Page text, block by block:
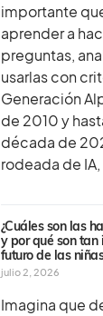
importante
aprender a
preguntas,
usarlas con
Generación
de 2010 y
década de
rodeada de
¿Cuáles son las
y por qué son tan
futuro de las
julio 2, 2026
Imagina que